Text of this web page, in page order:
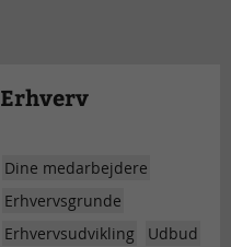
Erhverv
Dine medarbejdere
Erhvervsgrunde
Erhvervsudvikling
Udbud